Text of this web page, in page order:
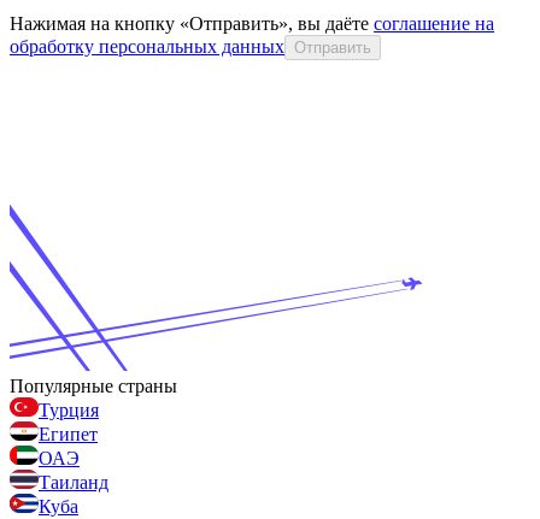
Нажимая на кнопку «Отправить», вы даёте соглашение на
обработку персональных данных Отправить
Популярные страны
Турция
Египет
ОАЭ
Таиланд
Куба